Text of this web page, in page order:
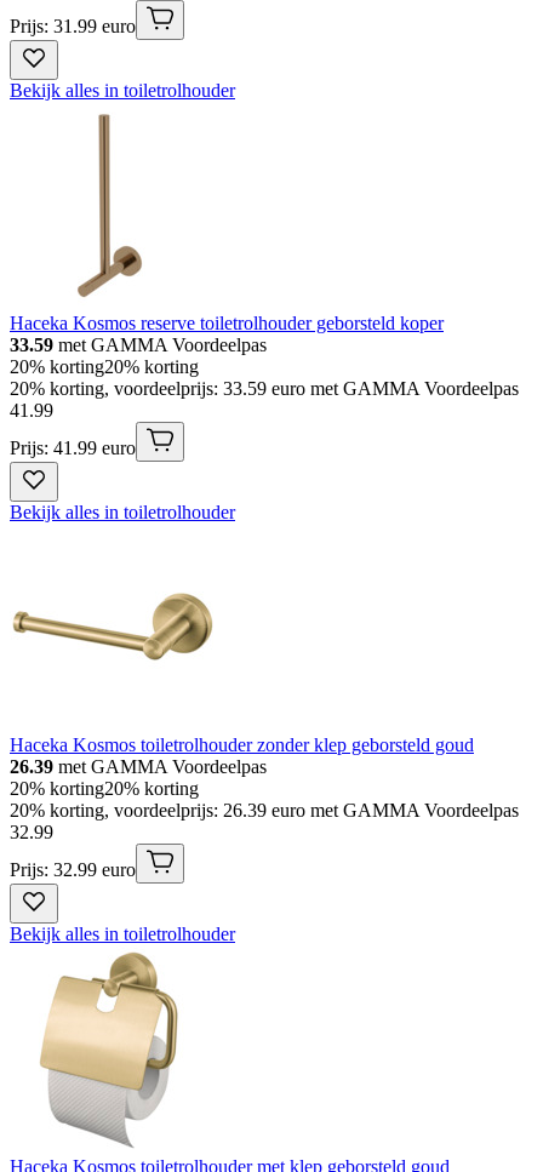
Prijs: 31.99 euro
Bekijk alles in toiletrolhouder
Haceka Kosmos reserve toiletrolhouder geborsteld koper
33.59 met GAMMA Voordeelpas
20% korting20% korting
20% korting, voordeelprijs: 33.59 euro met GAMMA Voordeelpas
41 .99
Prijs: 41.99 euro
Bekijk alles in toiletrolhouder
Haceka Kosmos toiletrolhouder zonder klep geborsteld goud
26.39 met GAMMA Voordeelpas
20% korting20% korting
20% korting, voordeelprijs: 26.39 euro met GAMMA Voordeelpas
32.99
Prijs: 32.99 euro
Bekijk alles in toiletrolhouder
Haceka Kosmos toiletrolhouder met klep geborsteld goud